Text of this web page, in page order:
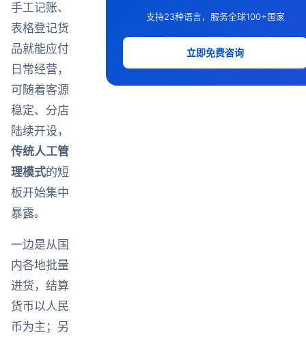
手工记账、
表格登记货
品就能应付
日常经营，
可随着客源
稳定、分店
陆续开设，
传统人工管
理模式的短
板开始集中
暴露。
一边是从国
内各地批量
进货，结算
货币以人民
币为主；另
支持23种语言，服务全球100+国家
立即免费咨询